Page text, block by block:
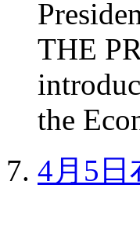
THE
the
4月5日